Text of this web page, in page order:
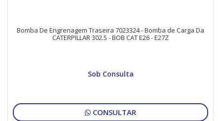
Bomba De Engrenagem Traseira 7023324 - Bomba de Carga Da
CATERPILLAR 302.5 - BOB CAT E26 - E27Z
Sob Consulta
CONSULTAR